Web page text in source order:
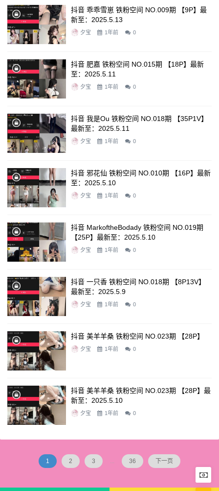
抖音 乖乖雪崽 铁粉空间 NO.009期 【9P】最
新至：2025.5.13
夕宝 1年前 0
抖音 肥嘉 铁粉空间 NO.015期 【18P】最新
至：2025.5.11
夕宝 1年前 0
抖音 我是ou 铁粉空间 NO.018期 【35P1V】
最新至：2025.5.11
夕宝 1年前 0
抖音 邪花仙 铁粉空间 NO.010期 【16P】最新
至：2025.5.10
夕宝 1年前 0
抖音 MarkoftheBodady 铁粉空间 NO.019期
【25P】最新至：2025.5.10
夕宝 1年前 0
抖音 一只香 铁粉空间 NO.018期 【8P13V】
最新至：2025.5.9
夕宝 1年前 0
抖音 美羊羊桑 铁粉空间 NO.023期 【28P】
夕宝 1年前 0
抖音 美羊羊桑 铁粉空间 NO.023期 【28P】最
新至：2025.5.10
夕宝 1年前 0
1 2 3 ... 36 下一页